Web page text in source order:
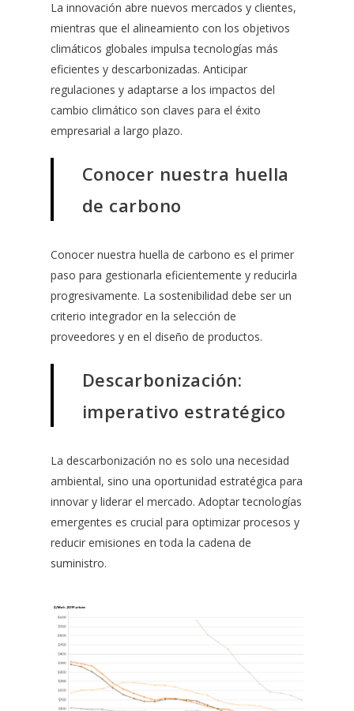
La innovación abre nuevos mercados y clientes,
mientras que el alineamiento con los objetivos
climáticos globales impulsa tecnologías más
eficientes y descarbonizadas. Anticipar
regulaciones y adaptarse a los impactos del
cambio climático son claves para el éxito
empresarial a largo plazo.
Conocer nuestra huella
de carbono
Conocer nuestra huella de carbono es el primer
paso para gestionarla eficientemente y reducirla
progresivamente. La sostenibilidad debe ser un
criterio integrador en la selección de
proveedores y en el diseño de productos.
Descarbonización:
imperativo estratégico
La descarbonización no es solo una necesidad
ambiental, sino una oportunidad estratégica para
innovar y liderar el mercado. Adoptar tecnologías
emergentes es crucial para optimizar procesos y
reducir emisiones en toda la cadena de
suministro.